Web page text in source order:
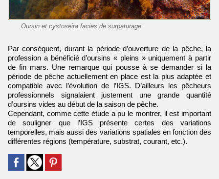
Oursin et cystoseira facies de surpaturage
Par conséquent, durant la période d’ouverture de la pêche, la
profession a bénéficié d’oursins « pleins » uniquement à partir
de fin mars. Une remarque qui pousse à se demander si la
période de pêche actuellement en place est la plus adaptée et
compatible avec l’évolution de l’IGS. D’ailleurs les pêcheurs
professionnels signalaient justement une grande quantité
d’oursins vides au début de la saison de pêche.
Cependant, comme cette étude a pu le montrer, il est important
de souligner que l’IGS présente certes des variations
temporelles, mais aussi des variations spatiales en fonction des
différentes régions (température, substrat, courant, etc.).